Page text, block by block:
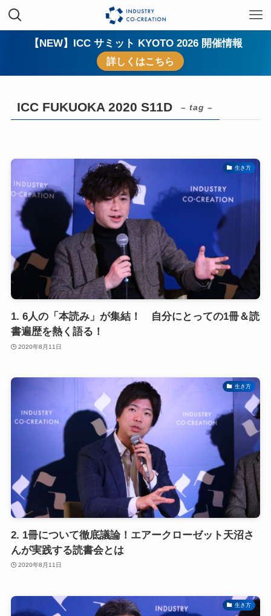
【NEW】ICC サミット KYOTO 2026 開催情報
詳しくはこちら
ICC FUKUOKA 2020 S11D – tag –
生き方
1. 6人の「本読み」が集結！ 自分にとっての1冊＆読
書遍歴を熱く語る！
2020年8月11日
生き方
2. 1冊について徹底議論！エアークローゼット天沼さ
んが実践する読書会とは
2020年8月11日
生き方